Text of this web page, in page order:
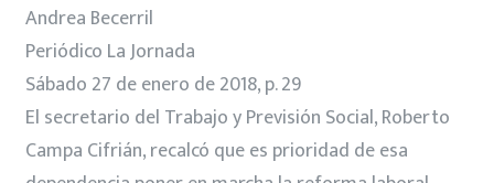
Andrea Becerril
Periódico La Jornada
Sábado 27 de enero de 2018, p. 29
El secretario del Trabajo y Previsión Social, Roberto
Campa Cifrián, recalcó que es prioridad de esa